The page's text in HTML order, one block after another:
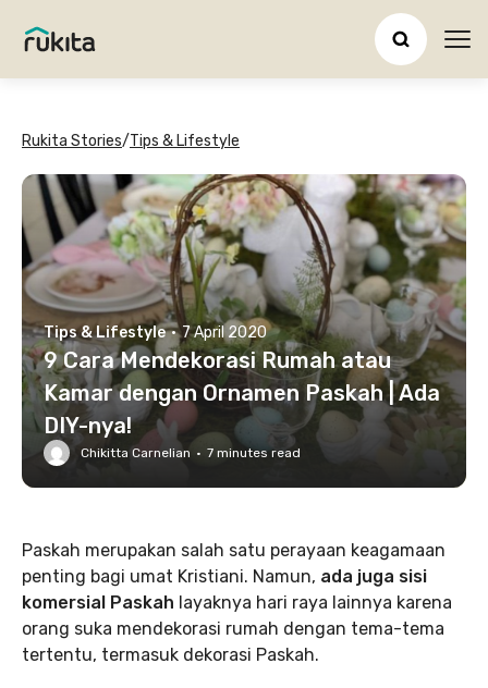
Rukita Stories/Tips & Lifestyle
Tips & Lifestyle · 7 April 2020
9 Cara Mendekorasi Rumah atau
Kamar dengan Ornamen Paskah | Ada
DIY-nya!
Chikitta Carnelian · 7 minutes read
Paskah merupakan salah satu perayaan keagamaan
penting bagi umat Kristiani. Namun, ada juga sisi
komersial Paskah layaknya hari raya lainnya karena
orang suka mendekorasi rumah dengan tema-tema
tertentu, termasuk dekorasi Paskah.